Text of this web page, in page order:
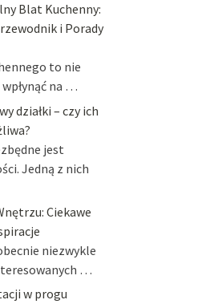
Blat Kuchenny:
i Porady
to nie
na …
działki – czy ich
jest
Jedną z nich
Ciekawe
niezwykle
…
w progu